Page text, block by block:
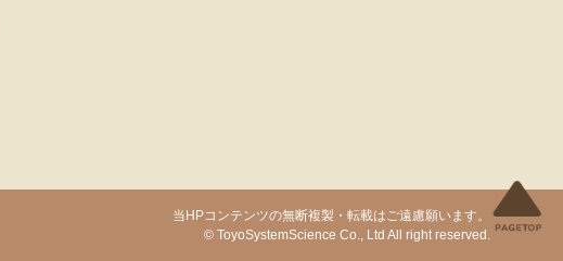
当HPコンテンツの無断複製・転載はご遠慮願います。
© ToyoSystemScience Co., Ltd All right reserved.